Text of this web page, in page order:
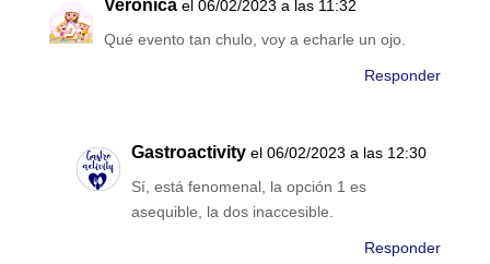
Verónica el 06/02/2023 a las 11:32
Qué evento tan chulo, voy a echarle un ojo.
Responder
Gastroactivity el 06/02/2023 a las 12:30
Sí, está fenomenal, la opción 1 es
asequible, la dos inaccesible.
Responder